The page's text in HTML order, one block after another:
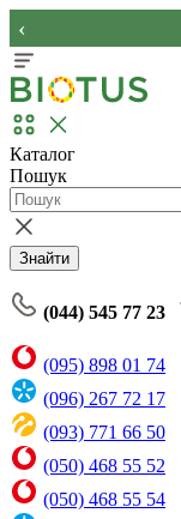
‹
Каталог
Пошук
Знайти
(044) 545 77 23
(095) 898 01 74
(096) 267 72 17
(093) 771 66 50
(050) 468 55 52
(050) 468 55 54